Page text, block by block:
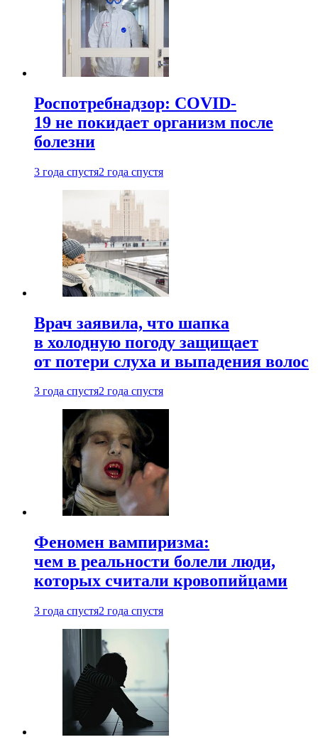
Роспотребнадзор: COVID-
19 не покидает организм после
болезни
3 года спустя2 года спустя
Врач заявила, что шапка
в холодную погоду защищает
от потери слуха и выпадения волос
3 года спустя2 года спустя
Феномен вампиризма:
чем в реальности болели люди,
которых считали кровопийцами
3 года спустя2 года спустя